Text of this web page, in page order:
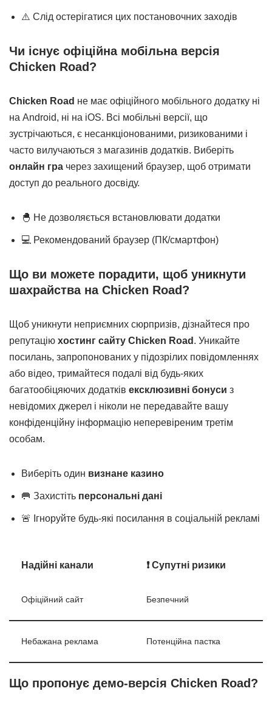
⚠️ Слід остерігатися цих постановочних заходів
Чи існує офіційна мобільна версія
Chicken Road?
Chicken Road не має офіційного мобільного додатку ні
на Android, ні на iOS. Всі мобільні версії, що
зустрічаються, є несанкціонованими, ризикованими і
часто вилучаються з магазинів додатків. Виберіть
онлайн гра через захищений браузер, щоб отримати
доступ до реального досвіду.
🐣 Не дозволяється встановлювати додатки
💻 Рекомендований браузер (ПК/смартфон)
Що ви можете порадити, щоб уникнути
шахрайства на Chicken Road?
Щоб уникнути неприємних сюрпризів, дізнайтеся про
репутацію хостинг сайту Chicken Road . Уникайте
посилань, запропонованих у підозрілих повідомленнях
або відео, тримайтеся подалі від будь-яких
багатообіцяючих додатків ексклюзивні бонуси з
невідомих джерел і ніколи не передавайте вашу
конфіденційну інформацію неперевіреним третім
особам.
Виберіть один визнане казино
🥅 Захистіть персональні дані
🚨 Ігноруйте будь-які посилання в соціальній рекламі
Надійні канали ❗ Супутні ризики
Офіційний сайт Безпечний
Небажана реклама Потенційна пастка
Що пропонує демо-версія Chicken Road?